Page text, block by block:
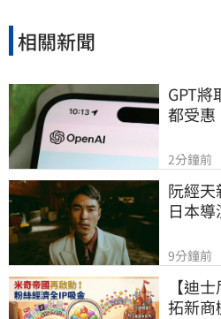
相關新聞
GPT
都受惠
2分鐘前
阮經
日本
9分鐘前
【迪
拓新商